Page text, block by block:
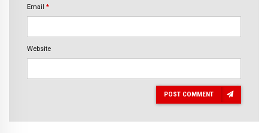
Email *
Website
POST COMMENT